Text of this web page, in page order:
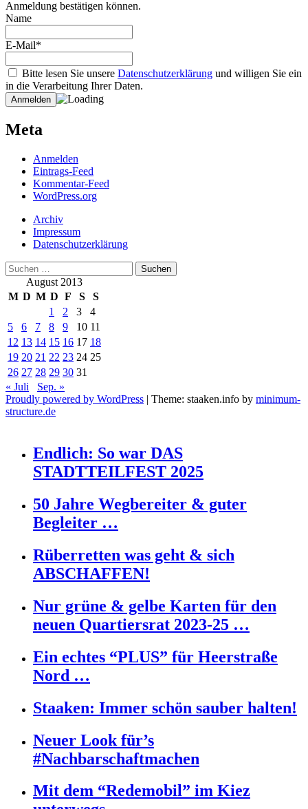
Anmeldung bestätigen können.
Name
E-Mail*
Bitte lesen Sie unsere Datenschutzerklärung und willigen Sie ein
in die Verarbeitung Ihrer Daten.
Meta
Anmelden
Eintrags-Feed
Kommentar-Feed
WordPress.org
Archiv
Impressum
Datenschutzerklärung
Suchen
nach:August 2013
M D M D F S
S
1
2 3
4
5
6 7 8 9 10 11
12 13 14 15 16 17 18
19 20 21 22 23 24 25
26 27 28 29 30 31
« Juli
Sep. »
Proudly powered by WordPress | Theme: staaken.info by minimum-
structure.de
Endlich: So war DAS
STADTTEILFEST 2025
50 Jahre Wegbereiter & guter
Begleiter …
Rüberretten was geht & sich
ABSCHAFFEN!
Nur grüne & gelbe Karten für den
neuen Quartiersrat 2023-25 …
Ein echtes “PLUS” für Heerstraße
Nord …
Staaken: Immer schön sauber halten!
Neuer Look für’s
#Nachbarschaftmachen
Mit dem “Redemobil” im Kiez